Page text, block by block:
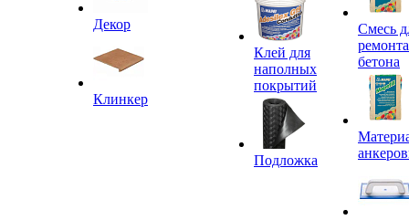
Декор
Клинкер
Клей для
наполных
покрытий
Подложка
Смесь
ремонта
бетона